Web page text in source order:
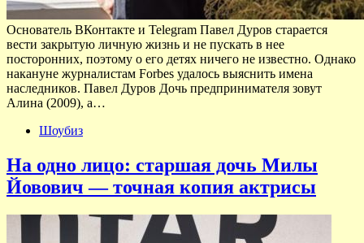
Основатель ВКонтакте и Telegram Павел Дуров старается
вести закрытую личную жизнь и не пускать в нее
посторонних, поэтому о его детях ничего не известно. Однако
накануне журналистам Forbes удалось выяснить имена
наследников. Павел Дуров Дочь предпринимателя зовут
Алина (2009), а…
Шоубиз
На одно лицо: старшая дочь Милы
Йовович — точная копия актрисы